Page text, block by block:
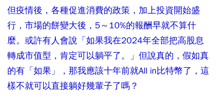
但疫情後，各種促進消費的政策，加上投資開始盛
行，市場的餅變大後，5～10%的報酬早就不算什
麼。或許有人會說「如果我在2024年全部把高股息
轉成市值型，肯定可以躺平了。」但說真的，假如真
的有「如果」，那我應該十年前就All in比特幣了，這
樣不就可以直接躺好幾輩子了嗎？